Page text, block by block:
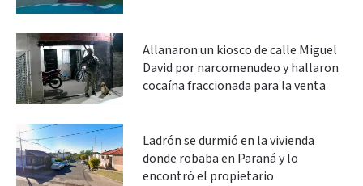
Allanaron un kiosco de calle Miguel
David por narcomenudeo y hallaron
cocaína fraccionada para la venta
Ladrón se durmió en la vivienda
donde robaba en Paraná y lo
encontró el propietario